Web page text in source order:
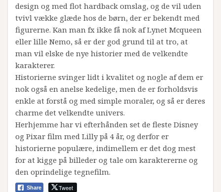
design og med flot hardback omslag, og de vil uden
tvivl vække glæde hos de børn, der er bekendt med
figurerne. Kan man fx ikke få nok af Lynet Mcqueen
eller lille Nemo, så er der god grund til at tro, at
man vil elske de nye historier med de velkendte
karakterer.
Historierne svinger lidt i kvalitet og nogle af dem er
nok også en anelse kedelige, men de er forholdsvis
enkle at forstå og med simple moraler, og så er deres
charme det velkendte univers.
Herhjemme har vi efterhånden set de fleste Disney
og Pixar film med Lilly på 4 år, og derfor er
historierne populære, indimellem er det dog mest
for at kigge på billeder og tale om karaktererne og
den oprindelige tegnefilm.
Share Tweet